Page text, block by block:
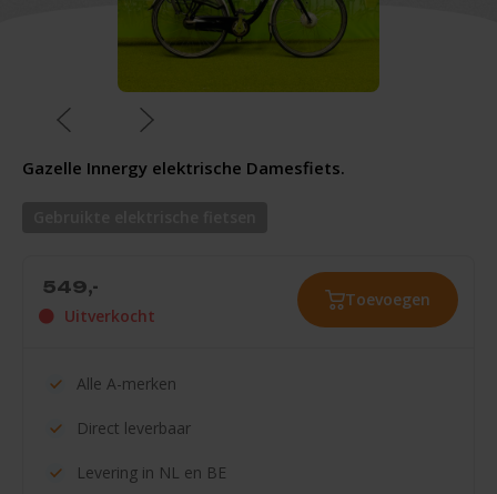
Gazelle Innergy elektrische Damesfiets.
549,-
Uitverkocht
Toevoegen
Alle A-merken
Direct leverbaar
Levering in NL en BE